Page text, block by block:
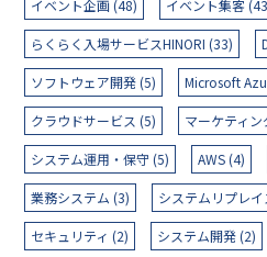
イベント企画 (48) イベント集客
らくらく入場サービスHINORI (33)
ソフトウェア開発 (5) Microsoft
クラウドサービス (5) マーケティン
システム運用・保守 (5) AWS (4)
業務システム (3) システムリプレイ
セキュリティ (2) システム開発 (2)